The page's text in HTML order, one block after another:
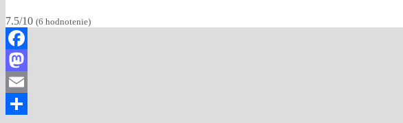
7.5/10 (6 hodnotenie)
Facebook
Mastodon
Email